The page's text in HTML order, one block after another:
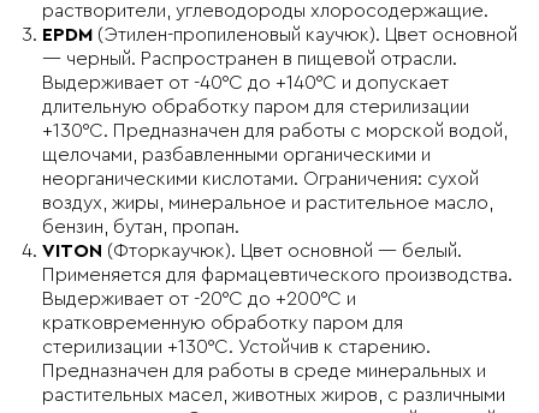
растворители, углеводороды хлоросодержащие.
EPDM (Этилен-пропиленовый каучюк). Цвет основной
— черный. Распространен в пищевой отрасли.
Выдерживает от -40°C до +140°C и допускает
длительную обработку паром для стерилизации
+130°C. Предназначен для работы с морской водой,
щелочами, разбавленными органическими и
неорганическими кислотами. Ограничения: сухой
воздух, жиры, минеральное и растительное масло,
бензин, бутан, пропан.
VITON (Фторкаучюк). Цвет основной — белый.
Применяется для фармацевтического производства.
Выдерживает от -20°C до +200°C и
кратковременную обработку паром для
стерилизации +130°C. Устойчив к старению.
Предназначен для работы в среде минеральных и
растительных масел, животных жиров, с различными